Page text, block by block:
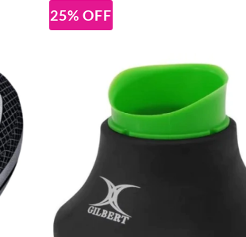
25% OFF